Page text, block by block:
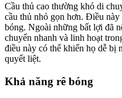
Cầu thủ cao thường khó di
cầu thủ nhỏ gọn hơn. Điều
bóng. Ngoài những bất lợi đã
chuyển nhanh và linh hoạt
điều này có thể khiến họ dễ bị
quyết liệt.
Khả năng rê bóng